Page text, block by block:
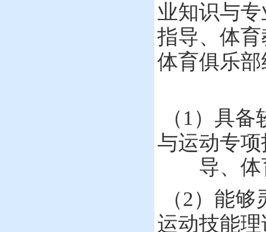
业知识与
指导、 体
体育俱乐
（ 1） 具备
与运动专
导、 体
（2） 能够
运动技能